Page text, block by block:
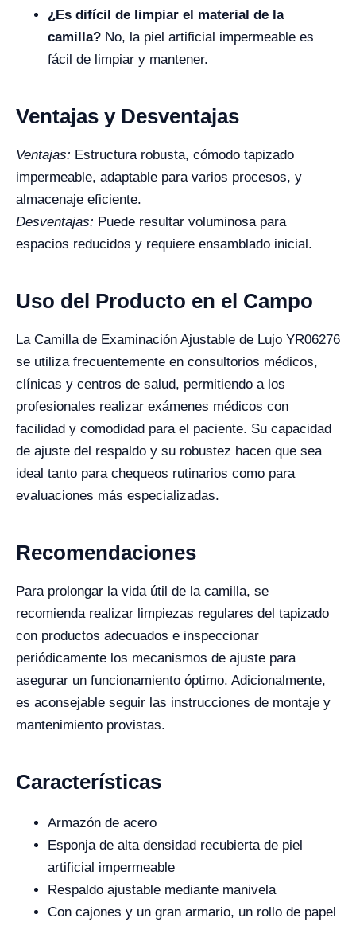
¿Es difícil de limpiar el material de la
camilla? No, la piel artificial impermeable es
fácil de limpiar y mantener.
Ventajas y Desventajas
Ventajas: Estructura robusta, cómodo tapizado
impermeable, adaptable para varios procesos, y
almacenaje eficiente.
Desventajas: Puede resultar voluminosa para
espacios reducidos y requiere ensamblado inicial.
Uso del Producto en el Campo
La Camilla de Examinación Ajustable de Lujo YR06276
se utiliza frecuentemente en consultorios médicos,
clínicas y centros de salud, permitiendo a los
profesionales realizar exámenes médicos con
facilidad y comodidad para el paciente. Su capacidad
de ajuste del respaldo y su robustez hacen que sea
ideal tanto para chequeos rutinarios como para
evaluaciones más especializadas.
Recomendaciones
Para prolongar la vida útil de la camilla, se
recomienda realizar limpiezas regulares del tapizado
con productos adecuados e inspeccionar
periódicamente los mecanismos de ajuste para
asegurar un funcionamiento óptimo. Adicionalmente,
es aconsejable seguir las instrucciones de montaje y
mantenimiento provistas.
Características
Armazón de acero
Esponja de alta densidad recubierta de piel
artificial impermeable
Respaldo ajustable mediante manivela
Con cajones y un gran armario, un rollo de papel